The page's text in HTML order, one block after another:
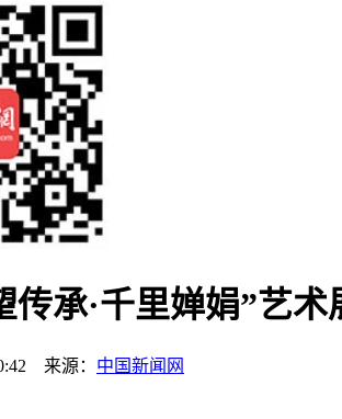
传承·千里婵娟”艺
来源： 中国新闻网